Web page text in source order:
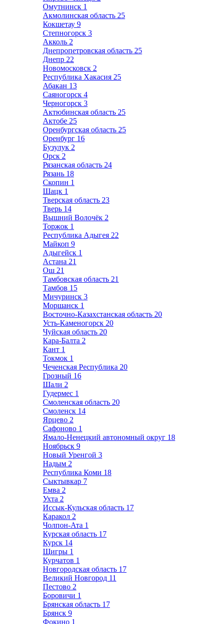
Омутнинск 1
Акмолинская область 25
Кокшетау 9
Степногорск 3
Акколь 2
Днепропетровская область 25
Днепр 22
Новомосковск 2
Республика Хакасия 25
Абакан 13
Саяногорск 4
Черногорск 3
Актюбинская область 25
Актобе 25
Оренбургская область 25
Оренбург 16
Бузулук 2
Орск 2
Рязанская область 24
Рязань 18
Скопин 1
Шацк 1
Тверская область 23
Тверь 14
Вышний Волочёк 2
Торжок 1
Республика Адыгея 22
Майкоп 9
Адыгейск 1
Астана 21
Ош 21
Тамбовская область 21
Тамбов 15
Мичуринск 3
Моршанск 1
Восточно-Казахстанская область 20
Усть-Каменогорск 20
Чуйская область 20
Кара-Балта 2
Кант 1
Токмок 1
Чеченская Республика 20
Грозный 16
Шали 2
Гудермес 1
Смоленская область 20
Смоленск 14
Ярцево 2
Сафоново 1
Ямало-Ненецкий автономный округ 18
Ноябрьск 9
Новый Уренгой 3
Надым 2
Республика Коми 18
Сыктывкар 7
Емва 2
Ухта 2
Иссык-Кульская область 17
Каракол 2
Чолпон-Ата 1
Курская область 17
Курск 14
Щигры 1
Курчатов 1
Новгородская область 17
Великий Новгород 11
Пестово 2
Боровичи 1
Брянская область 17
Брянск 9
Фокино 1